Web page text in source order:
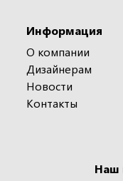
Информация
О компании
Дизайнерам
Новости
Контакты
Наш